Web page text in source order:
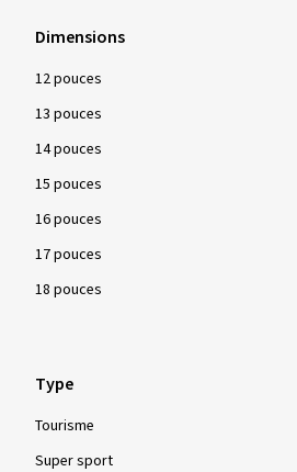
Dimensions
12 pouces
13 pouces
14 pouces
15 pouces
16 pouces
17 pouces
18 pouces
Type
Tourisme
Super sport